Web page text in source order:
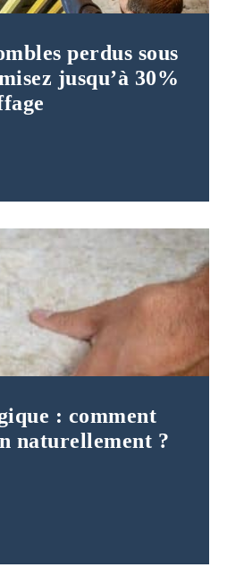
perdus sous
jusqu’à 30%
: comment
naturellement ?